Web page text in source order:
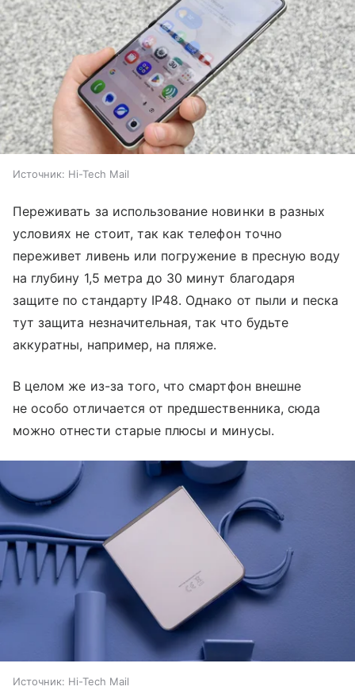
Источник: Hi-Tech Mail
Переживать за использование новинки в разных
условиях не стоит, так как телефон точно
переживет ливень или погружение в пресную воду
на глубину 1,5 метра до 30 минут благодаря
защите по стандарту IP48. Однако от пыли и песка
тут защита незначительная, так что будьте
аккуратны, например, на пляже.
В целом же из-за того, что смартфон внешне
не особо отличается от предшественника, сюда
можно отнести старые плюсы и минусы.
Источник: Hi-Tech Mail